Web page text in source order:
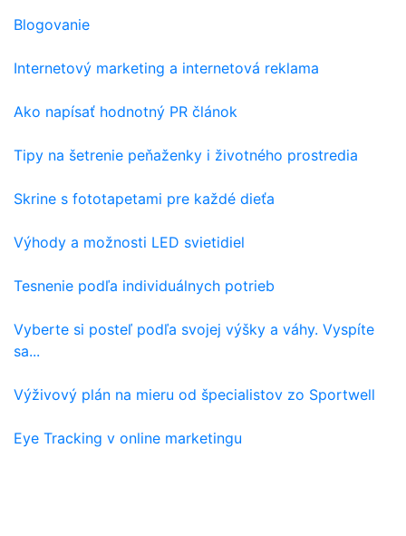
Blogovanie
Internetový marketing a internetová reklama
Ako napísať hodnotný PR článok
Tipy na šetrenie peňaženky i životného prostredia
Skrine s fototapetami pre každé dieťa
Výhody a možnosti LED svietidiel
Tesnenie podľa individuálnych potrieb
Vyberte si posteľ podľa svojej výšky a váhy. Vyspíte
sa...
Výživový plán na mieru od špecialistov zo Sportwell
Eye Tracking v online marketingu